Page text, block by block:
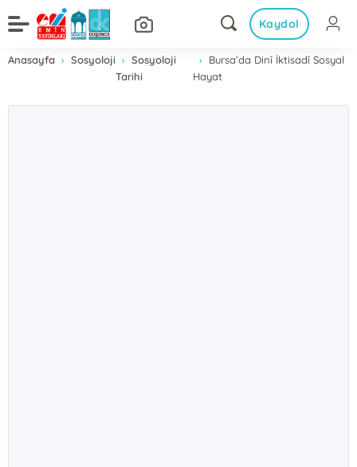
Kaydol
Anasayfa Sosyoloji
Sosyoloji
Tarihi
Bursa’da Dinî İktisadî Sosyal
Hayat